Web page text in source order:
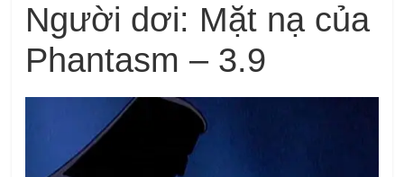
Người dơi: Mặt nạ của
Phantasm – 3.9